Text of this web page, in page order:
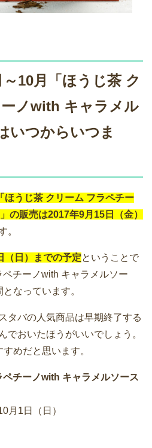
10月「ほうじ茶 ク
ノwith キャラメル
いつからいつま
「ほうじ茶 クリーム フラペチー
の販売は2017年9月15日（金）
。
（日）までの予定ということで
ペチーノwith キャラメルソー
なっています。
タバの人気商品は早期終了する
でおいたほうがいいでしょう。
めだと思います。
ペチーノwith キャラメルソース
月1日（日）